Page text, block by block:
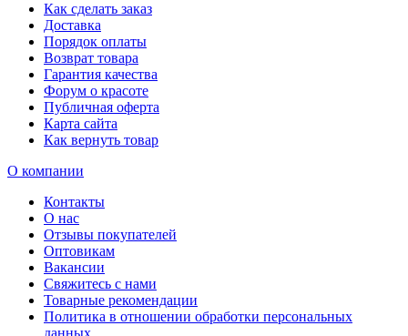
Как сделать заказ
Доставка
Порядок оплаты
Возврат товара
Гарантия качества
Форум о красоте
Публичная оферта
Карта сайта
Как вернуть товар
О компании
Контакты
О нас
Отзывы покупателей
Оптовикам
Вакансии
Свяжитесь с нами
Товарные рекомендации
Политика в отношении обработки персональных